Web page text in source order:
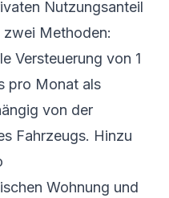
Nutzungsanteil
Methoden:
Versteuerung von 1
pro Monat als
von der
Fahrzeugs. Hinzu
Wohnung und